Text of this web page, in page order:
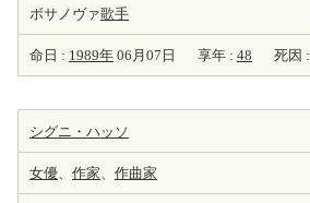
ボサノヴァ歌手
命日 : 1989年 06月07日 享年 : 48 死因 :
シグニ・ハッソ
女優、 作家、 作曲家